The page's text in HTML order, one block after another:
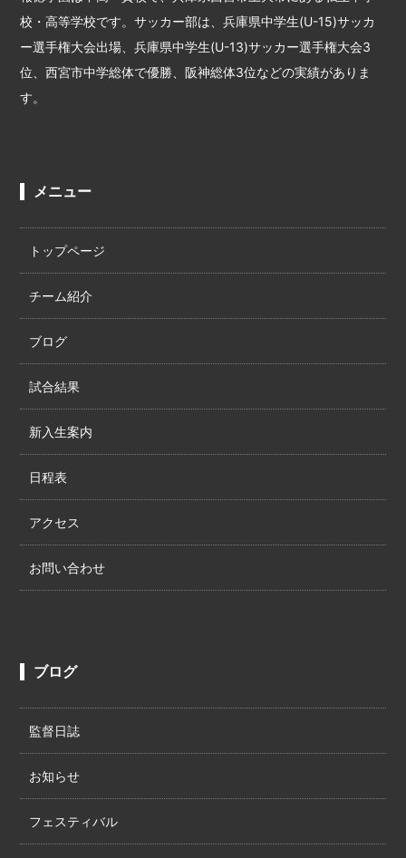
校・高等学校です。サッカー部は、兵庫県中学生(U-15)サッカ
ー選手権大会出場、兵庫県中学生(U-13)サッカー選手権大会3
位、西宮市中学総体で優勝、阪神総体3位などの実績がありま
す。
メニュー
トップページ
チーム紹介
ブログ
試合結果
新入生案内
日程表
アクセス
お問い合わせ
ブログ
監督日誌
お知らせ
フェスティバル